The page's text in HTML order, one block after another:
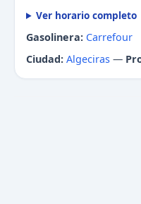
Ver horario completo
Gasolinera: Carrefour
Ciudad: Algeciras —